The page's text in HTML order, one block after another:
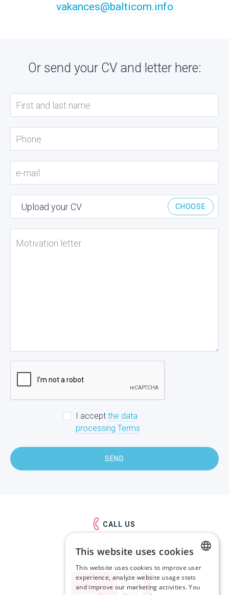
vakances@balticom.info
Or send your CV and letter here:
CHOOSE
Upload your CV
I accept the data
processing Terms
SEND
CALL US
Mob.: 29-333-333
RUSSIAN
This website uses cookies
This website uses cookies to improve user
experience, analyze website usage stats
and improve our marketing activities. You